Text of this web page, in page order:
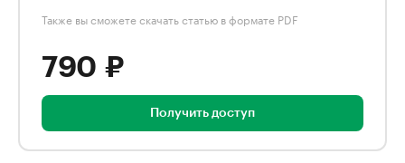
Также вы сможете скачать статью в формате PDF
790 ₽
Получить доступ